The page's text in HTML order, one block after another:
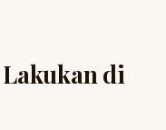
di